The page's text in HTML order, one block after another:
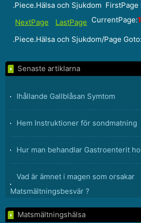
.Piece.Hälsa och Sjukdom FirstPage
NextPage
LastPage CurrentPage:1
.Piece.Hälsa och Sjukdom/Page Goto:
Senaste artiklarna
Ihållande Gallblåsan Symtom
Hem Instruktioner för sondmatning
Hur man behandlar Gastroenterit
Vad är ämnet i magen som orsakar
Matsmältningsbesvär ?
Hur identifiera laktasbrist
Matsmältningshälsa